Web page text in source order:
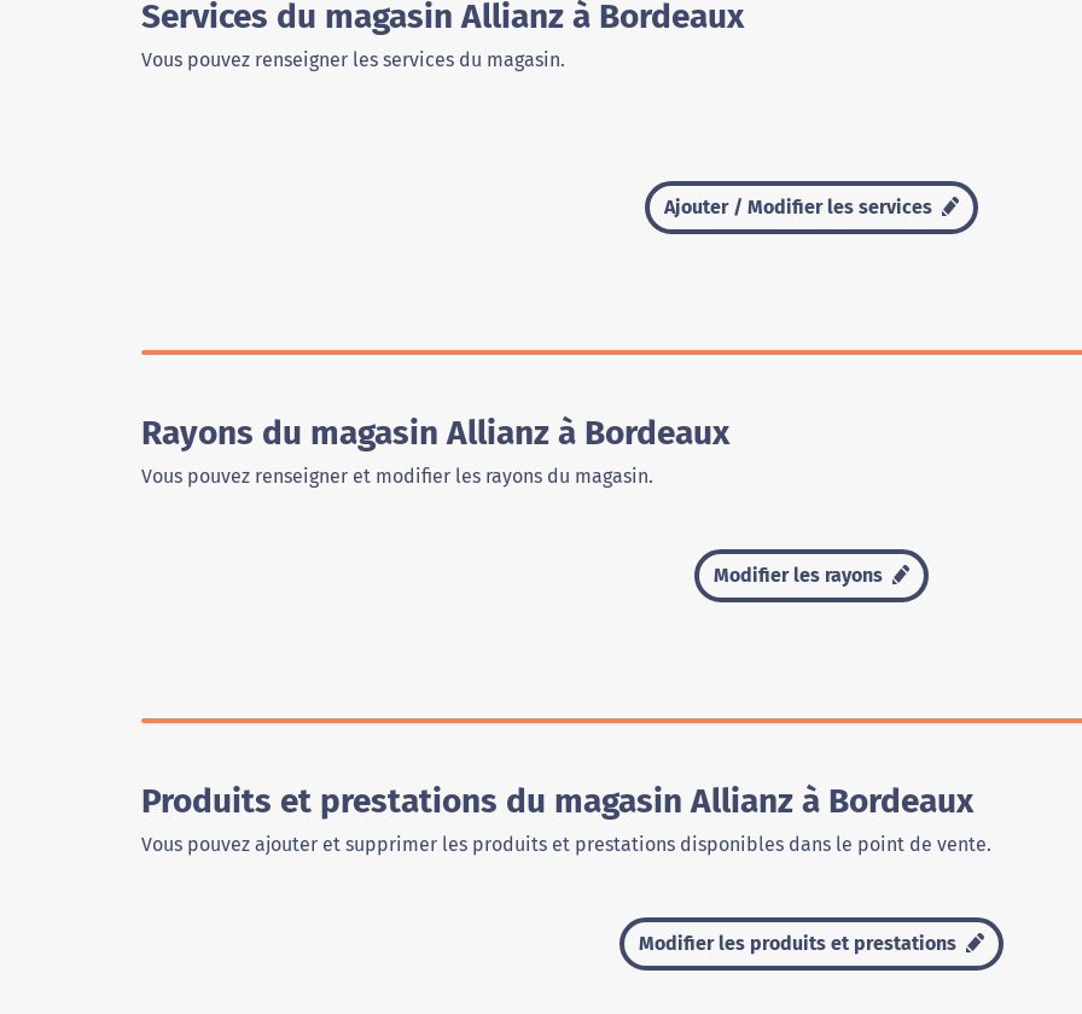
Services du magasin Allianz à Bordeaux
Vous pouvez renseigner les services du magasin.
Ajouter / Modifier les services
Rayons du magasin Allianz à Bordeaux
Vous pouvez renseigner et modifier les rayons du magasin.
Modifier les rayons
Produits et prestations du magasin Allianz à Bordeaux
Vous pouvez ajouter et supprimer les produits et prestations disponibles dans le point de vente.
Modifier les produits et prestations